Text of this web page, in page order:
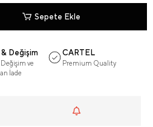
Sepete Ekle
& Değişim
Değişim ve
İade
CARTEL
Premium Quality